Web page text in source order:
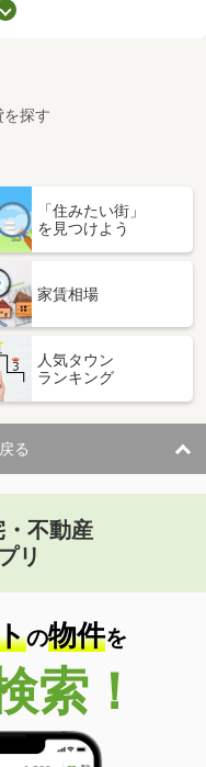
助戸１
本町
大領
市宮原３
探す
「住みたい街」
を見つけよう
家賃相場
人気タウン
ランキング
る
不動産
リ
の物件を
索！